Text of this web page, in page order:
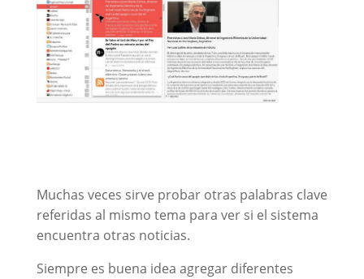
Muchas veces sirve probar otras palabras clave
referidas al mismo tema para ver si el sistema
encuentra otras noticias.
Siempre es buena idea agregar diferentes